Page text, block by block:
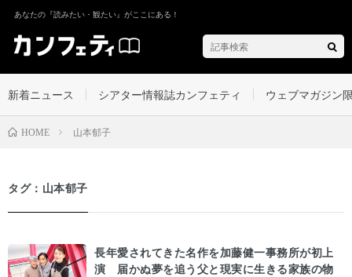
あなたの『読みたい・観たい』がここにある！
新着ニュース シアター情報誌カンフェティ ウェブマガジン
HOME 山本郁子
タグ：山本郁子
長年愛されてきた名作を加藤健一事務所が初上
演 届かぬ夢を追う父と現実に生きる家族の物